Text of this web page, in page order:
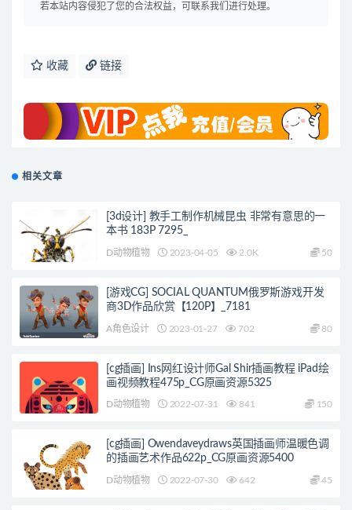
若本站内容侵犯了您的合法权益，可联系我们进行处理。
收藏 链接
相关文章
[3d设计] 教手工制作机械昆虫 非常有意思的一
本书 183P 7295_
D动物植物 2023-04-05 2.0K 50
[游戏CG] SOCIAL QUANTUM俄罗斯游戏开发
商3D作品欣赏【120P】_7181
A角色设计 2023-01-27 702 80
[cg插画] Ins网红设计师Gal Shir插画教程 iPad绘
画视频教程475p_CG原画资源5325
D动物植物 2022-07-31 841 150
[cg插画] Owendaveydraws英国插画师温暖色调
的插画艺术作品622p_CG原画资源5400
D动物植物 2022-07-30 642 45